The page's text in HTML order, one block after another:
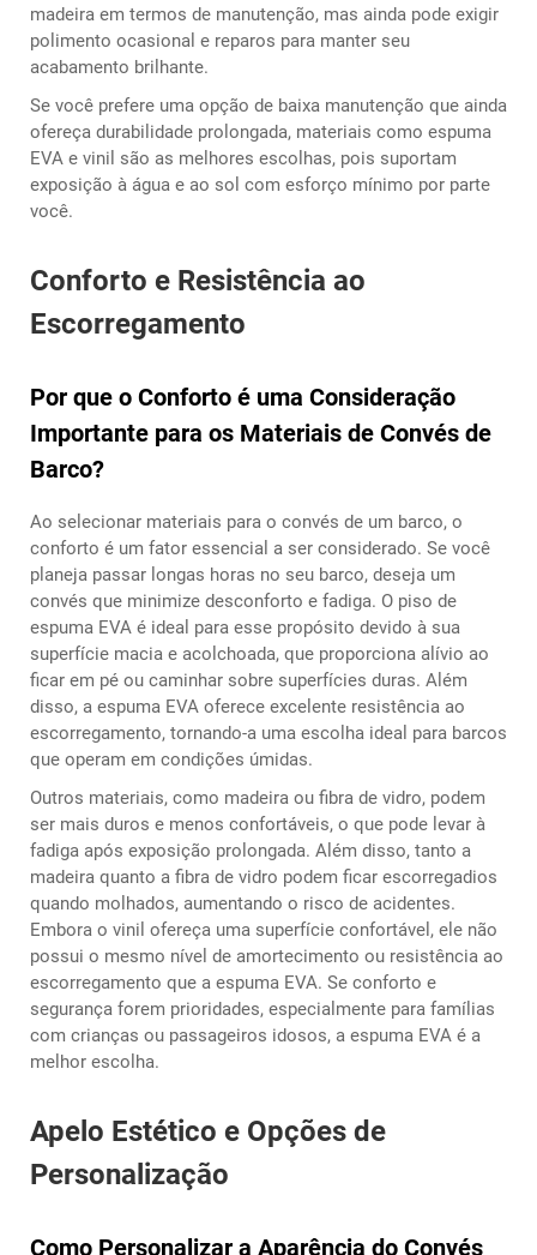
madeira em termos de manutenção, mas ainda pode exigir
polimento ocasional e reparos para manter seu
acabamento brilhante.
Se você prefere uma opção de baixa manutenção que ainda
ofereça durabilidade prolongada, materiais como espuma
EVA e vinil são as melhores escolhas, pois suportam
exposição à água e ao sol com esforço mínimo por parte
você.
Conforto e Resistência ao
Escorregamento
Por que o Conforto é uma Consideração
Importante para os Materiais de Convés de
Barco?
Ao selecionar materiais para o convés de um barco, o
conforto é um fator essencial a ser considerado. Se você
planeja passar longas horas no seu barco, deseja um
convés que minimize desconforto e fadiga. O piso de
espuma EVA é ideal para esse propósito devido à sua
superfície macia e acolchoada, que proporciona alívio ao
ficar em pé ou caminhar sobre superfícies duras. Além
disso, a espuma EVA oferece excelente resistência ao
escorregamento, tornando-a uma escolha ideal para barcos
que operam em condições úmidas.
Outros materiais, como madeira ou fibra de vidro, podem
ser mais duros e menos confortáveis, o que pode levar à
fadiga após exposição prolongada. Além disso, tanto a
madeira quanto a fibra de vidro podem ficar escorregadios
quando molhados, aumentando o risco de acidentes.
Embora o vinil ofereça uma superfície confortável, ele não
possui o mesmo nível de amortecimento ou resistência ao
escorregamento que a espuma EVA. Se conforto e
segurança forem prioridades, especialmente para famílias
com crianças ou passageiros idosos, a espuma EVA é a
melhor escolha.
Apelo Estético e Opções de
Personalização
Como Personalizar a Aparência do Convés